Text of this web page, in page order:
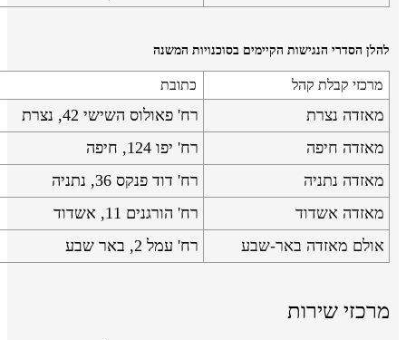
להלן הסדרי הנגישות הקיימים בסוכנויות המשנה
מרכזי קבלת קהל כתובת
מאזדה נצרת
רח' פאולוס השישי 42, נצרת
מאזדה חיפה
רח' יפו 124, חיפה
מאזדה נתניה
רח' דוד פנקס 36, נתניה
מאזדה אשדוד
רח' הורגנים 11, אשדוד
אולם מאזדה באר-שבע
רח' עמל 2, באר שבע
מרכזי שירות